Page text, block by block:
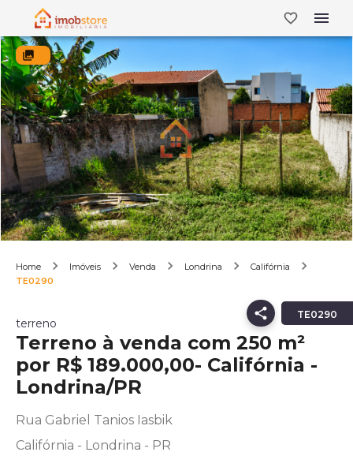
Home Imóveis Venda Londrina
Califórnia
TE0290
TE0290
terreno
Terreno à venda com 250 m²
por R$ 189.000,00- Califórnia -
Londrina/PR
Rua Gabriel Tanios Iasbik
Califórnia - Londrina - PR